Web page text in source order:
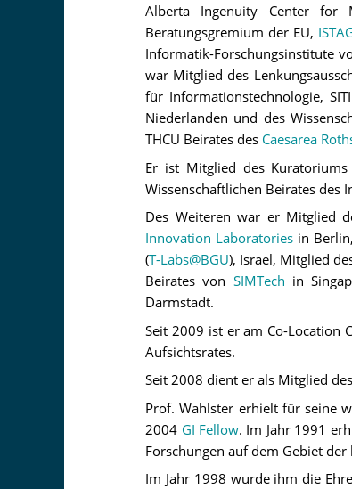
Alberta Ingenuity Center for
Beratungsgremium der EU,
Informatik-Forschungsinstitute
war Mitglied des
für Informationstechnologie,
Niederlanden und des
THCU Beirates des Caesarea
Er ist Mitglied des
Wissenschaftlichen Beirates des
Des Weiteren war er Mitglied
Innovation Laboratories in
(T-Labs@BGU), Israel, Mitglied
Beirates von SIMTech in
Darmstadt.
Seit 2009 ist er am Co-Location
Aufsichtsrates.
Seit 2008 dient er als Mitglied des
Prof. Wahlster erhielt für seine
2004 GI Fellow. Im Jahr 1991
Forschungen auf dem Gebiet
Im Jahr 1998 wurde ihm die